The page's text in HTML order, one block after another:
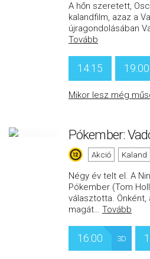
A hőn szeretett,
kalandfilm, azaz a
újragondolásában
Tovább
14:15 19:00
Mikor lesz még
Pókember:
Akció Kaland
Négy év telt el. A
Pókember (Tom
választotta.
magát… Tovább
16:00 3D